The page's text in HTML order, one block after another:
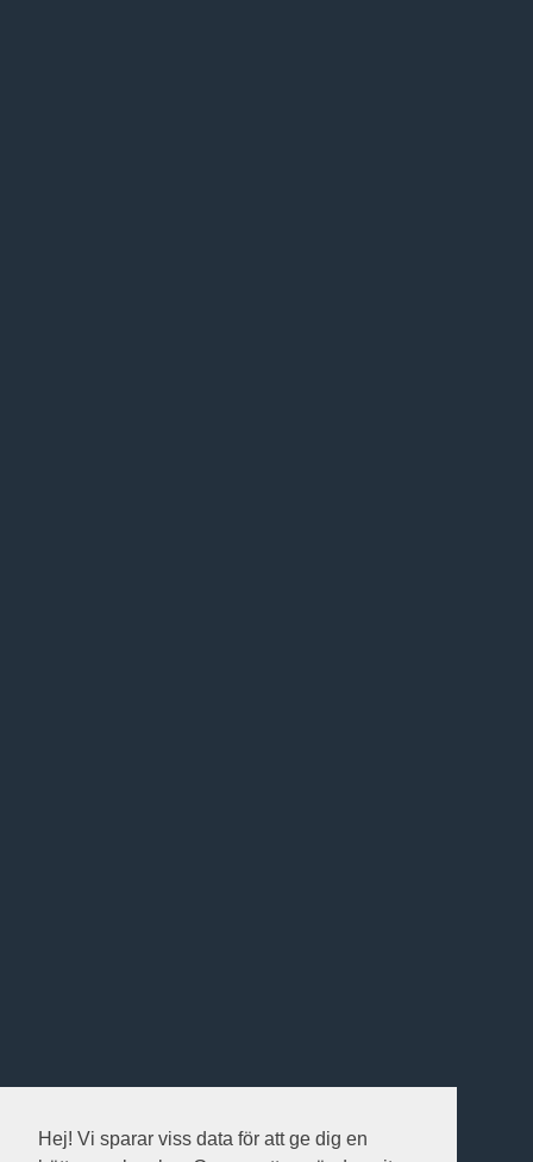
Hej! Vi sparar viss data för att ge dig en